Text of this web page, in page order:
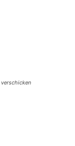
verschicken